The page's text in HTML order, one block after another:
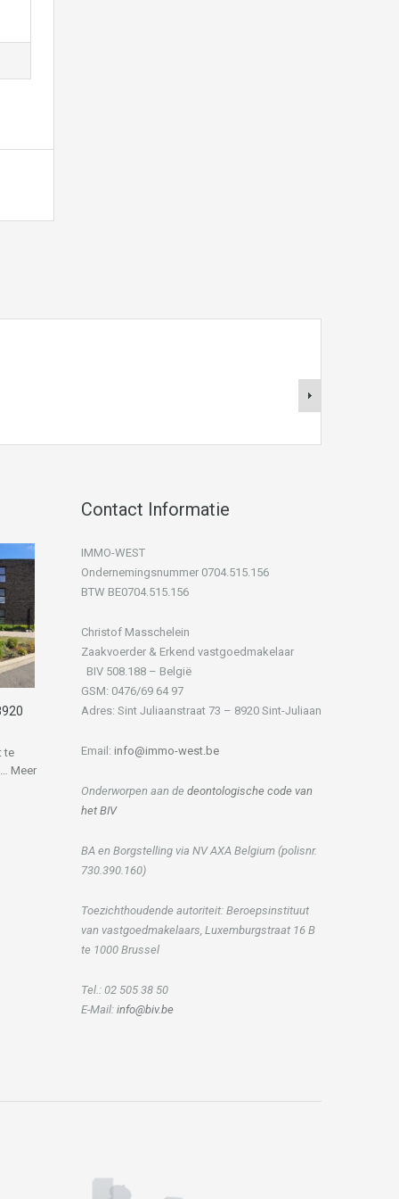
te
Meer
Contact Informatie
IMMO-WEST
Ondernemingsnummer 0704.515.156
BTW BE0704.515.156
Christof Masschelein
Zaakvoerder & Erkend vastgoedmakelaar
BIV 508.188 – België
GSM: 0476/69 64 97
Adres: Sint Juliaanstraat 73 – 8920 Sint-Juliaan
Email: info@immo-west.be
Onderworpen aan de deontologische code van
het BIV
BA en Borgstelling via NV AXA Belgium (polisnr.
730.390.160)
Toezichthoudende autoriteit: Beroepsinstituut
van vastgoedmakelaars, Luxemburgstraat 16 B
te 1000 Brussel
Tel.: 02 505 38 50
E-Mail: info@biv.be